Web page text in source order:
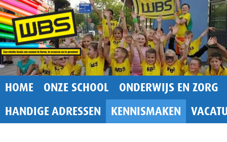
HOME ONZE SCHOOL
ONDERWIJS EN ZORG
HANDIGE ADRESSEN
KENNISMAKEN